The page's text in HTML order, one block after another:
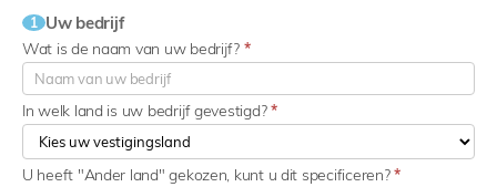
1 Uw bedrijf
Wat is de naam van uw bedrijf? *
In welk land is uw bedrijf gevestigd?*
U heeft "Ander land" gekozen, kunt u dit specificeren?*